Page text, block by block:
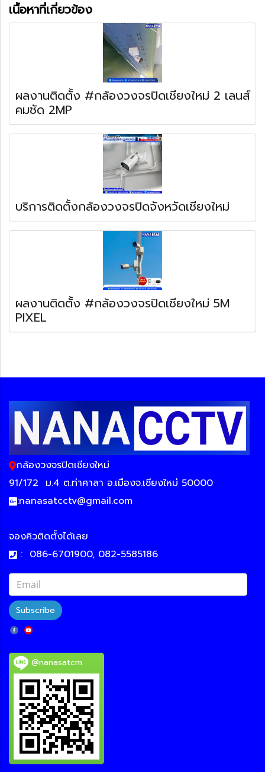
เนื้อหาที่เกี่ยวข้อง
ผลงานติดตั้ง #กล้องวงจรปิดเชียงใหม่ 2 เลนส์
คมชัด 2MP
บริการติดตั้งกล้องวงจรปิดจังหวัดเชียงใหม่
ผลงานติดตั้ง #กล้องวงจรปิดเชียงใหม่ 5M
PIXEL
กล้องวงจรปิดเชียงใหม่
91/172 ม.4 ต.ท่าศาลา อ.เมืองจ.เชียงใหม่ 50000
:nanasatcctv@gmail.com
จองคิวติดตั้งได้เลย
: 086-6701900, 082-5585186
Subscribe
@nanasatcm